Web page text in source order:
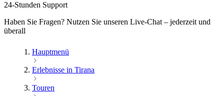
24-Stunden Support
Haben Sie Fragen? Nutzen Sie unseren Live-Chat – jederzeit und
überall
Hauptmenü
Erlebnisse in Tirana
Touren